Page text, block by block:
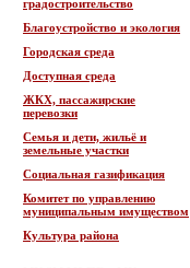
градостроительство
Благоустройство и экология
Городская среда
Доступная среда
ЖКХ, пассажирские
перевозки
Семья и дети, жильё и
земельные участки
Социальная газификация
Комитет по управлению
муниципальным имуществом
Культура района